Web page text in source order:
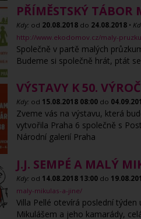
PŘÍMĚSTSKÝ
Kdy: od 20.08.2018 do 24.08.2018 •
http://www.ekodomov.cz/maly-
Společně v partě malých
Budeme si společně hrát, ptát
VÝSTAVY K 50.
Kdy: od 15.08.2018 08:00 do
Zveme vás na výstavu, která
vytvořila Praha 6 společně s
Národní galerií Praha
J.J. SEMPÉ A MALÝ
Kdy: od 14.08.2018 13:00 do
maly-mikulas-a-jine/
Villa Pellé otevírá poslední
Mikulášem a jeho kamarády,